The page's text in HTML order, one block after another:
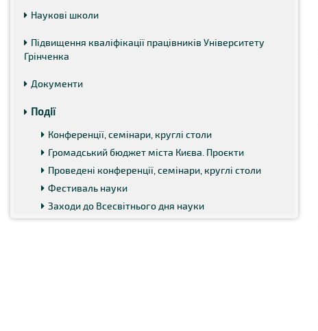
Наукові школи
Підвищення кваліфікації працівників Університету
Грінченка
Документи
Події
Конференції, семінари, круглі столи
Громадський бюджет міста Києва. Проєкти
Проведені конференції, семінари, круглі столи
Фестиваль науки
Заходи до Всесвітнього дня науки